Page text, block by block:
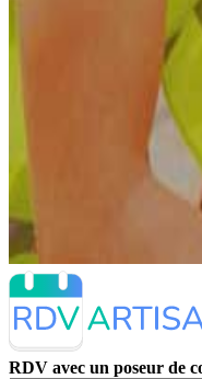
RDV avec un poseur de